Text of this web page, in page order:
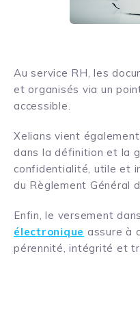
Au service RH, les
et organisés via un
accessible.
Xelians vient
dans la définition et la
confidentialité, utile et
du Règlement Général
Enfin, le versement
électronique assure à
pérennité, intégrité et